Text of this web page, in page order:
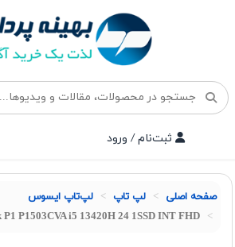
ثبت‌نام / ورود
صفحه اصلی لپ تاپ لپ‌تاپ ایسوس
P1503CVA i5 13420H 24 1SSD INT FHD